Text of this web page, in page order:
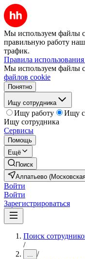
Мы используем файлы
правильную работу
трафик.
Правила
Мы используем файлы
файлов cookie
Понятно
Ищу сотрудника
Ищу работу
Ищу
Ищу сотрудника
Сервисы
Помощь
Ещё
Поиск
Алпатьево
Войти
Войти
Зарегистрироваться
Поиск
/
... /